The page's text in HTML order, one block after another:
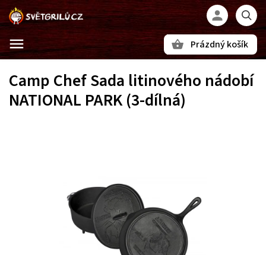
Prázdný košík
Camp Chef Sada litinového nádobí
NATIONAL PARK (3-dílná)